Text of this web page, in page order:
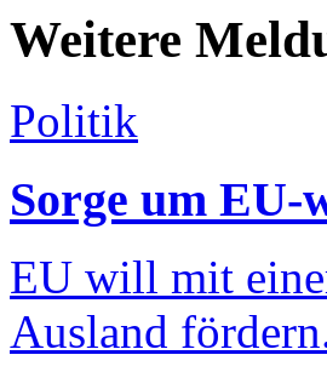
Weitere
Politik
Sorge um EU-
EU will mit
Ausland